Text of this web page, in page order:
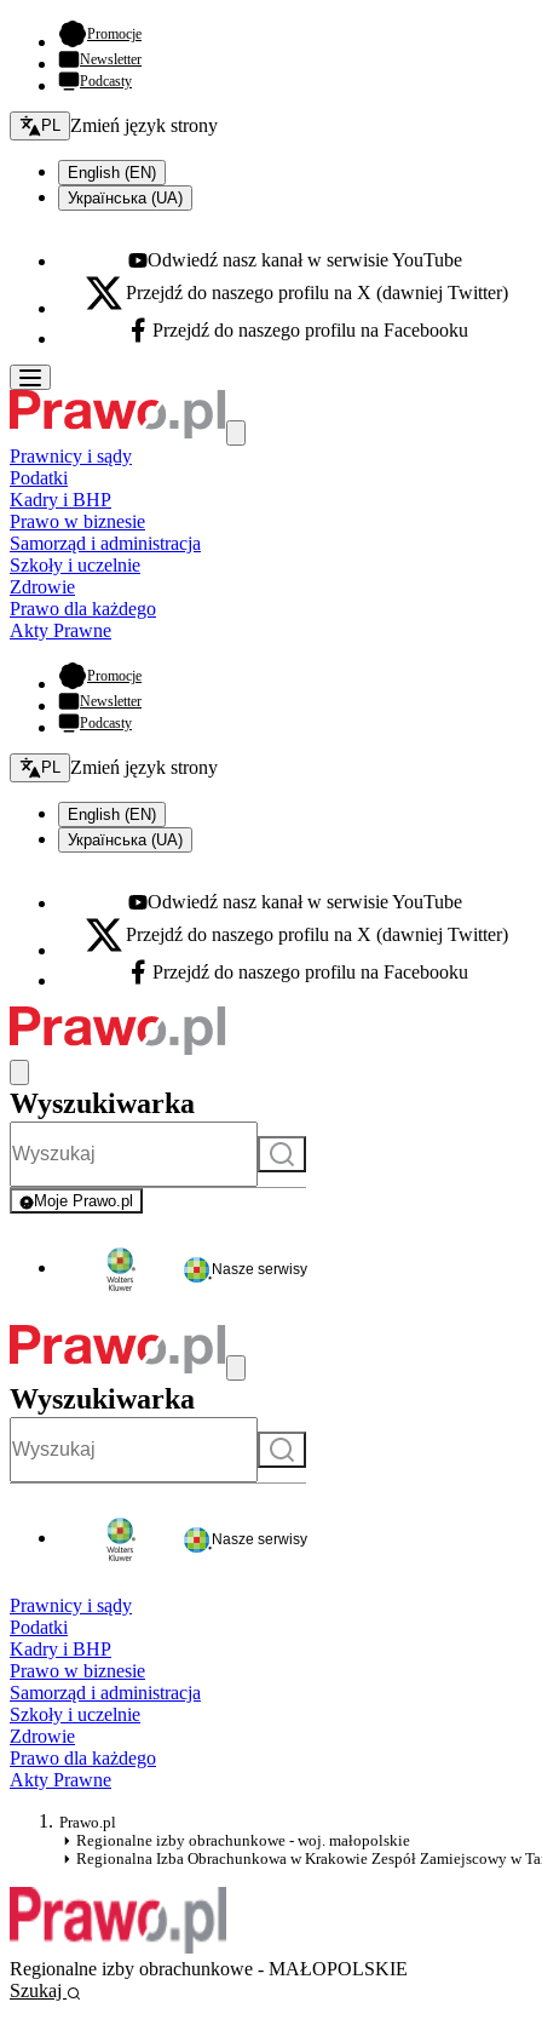
Promocje- otwiera się w nowej karcie
Newsletter
Podcasty
Zmień język - bieżący:
PL Zmień język strony
English (EN)
Українська (UA)
Youtube - otwiera się w nowej karcie
Odwiedź nasz kanał w serwisie YouTube
X - otwiera się w nowej karcie
Przejdź do naszego profilu na X (dawniej Twitter)
Facebook - otwiera się w nowej karcie
Przejdź do naszego profilu na Facebooku
Prawnicy i sądy
Podatki
Kadry i BHP
Prawo w biznesie
Samorząd i administracja
Szkoły i uczelnie
Zdrowie
Prawo dla każdego
Akty Prawne
Promocje- otwiera się w nowej karcie
Newsletter
Podcasty
Zmień język - bieżący:
PL Zmień język strony
English (EN)
Українська (UA)
Youtube - otwiera się w nowej karcie
Odwiedź nasz kanał w serwisie YouTube
X - otwiera się w nowej karcie
Przejdź do naszego profilu na X (dawniej Twitter)
Facebook - otwiera się w nowej karcie
Przejdź do naszego profilu na Facebooku
Wyszukiwarka
Szukaj
Moje Prawo.pl
- rejestracja i logowanie do serwisu
Nasze serwisy
Wyszukiwarka
Szukaj
Nasze serwisy
Prawnicy i sądy
Podatki
Kadry i BHP
Prawo w biznesie
Samorząd i administracja
Szkoły i uczelnie
Zdrowie
Prawo dla każdego
Akty Prawne
Prawo.pl
Regionalne izby obrachunkowe - woj. małopolskie
Regionalna Izba Obrachunkowa w Krakowie Zespół Zamiejscowy w
Regionalne izby obrachunkowe - MAŁOPOLSKIE
Szukaj